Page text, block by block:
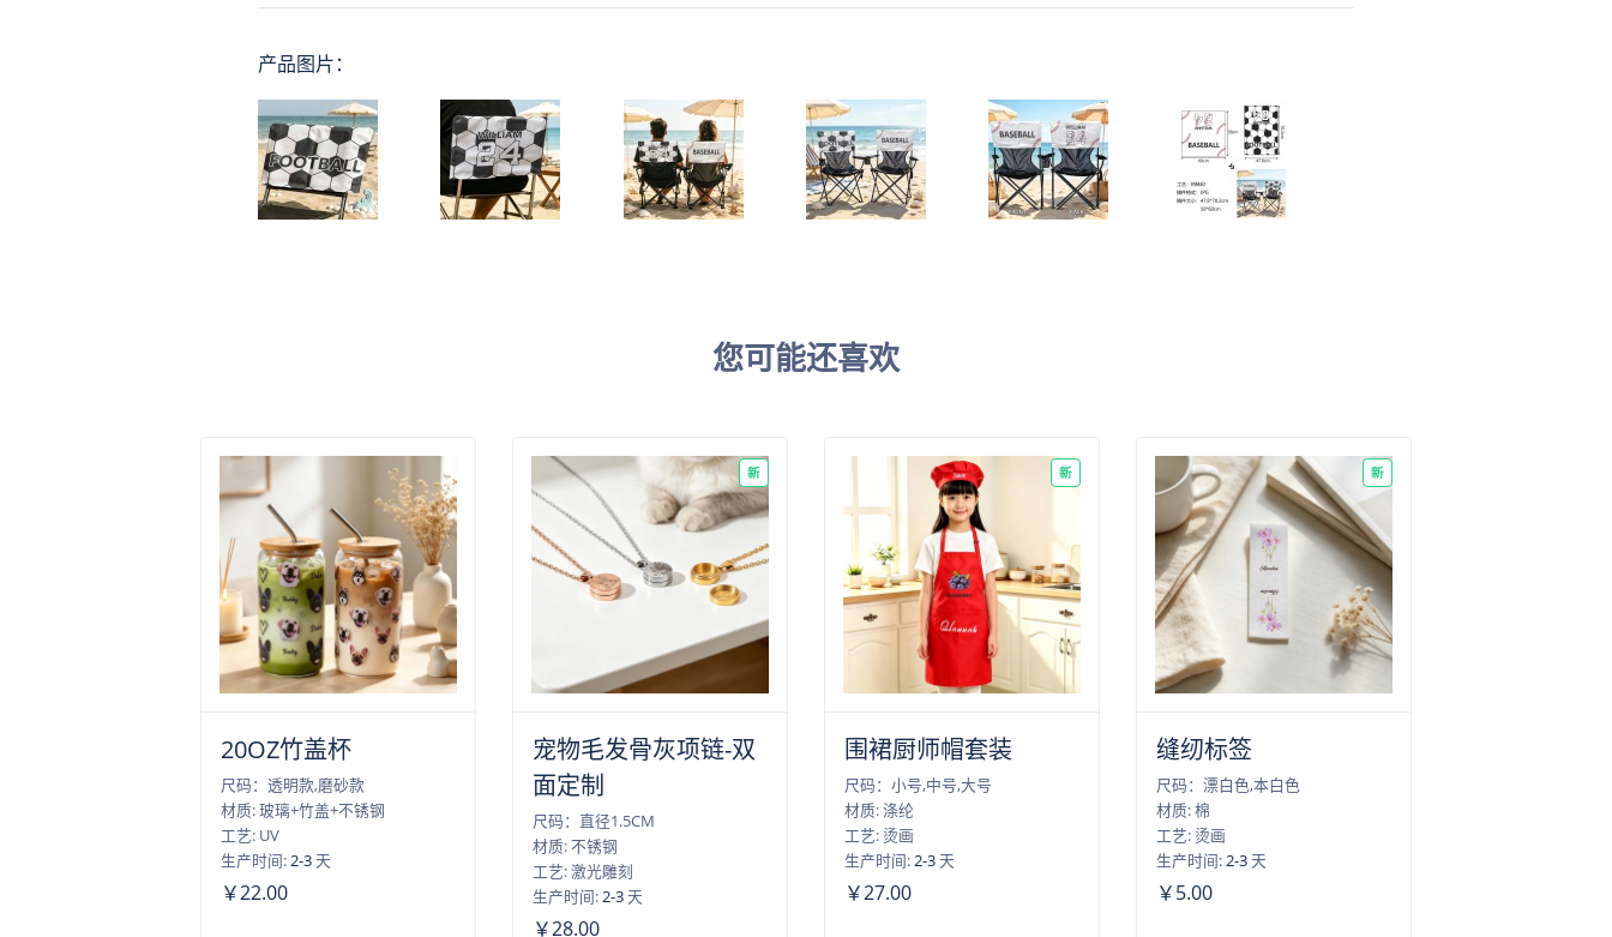
产品图片：
您可能还喜欢
20OZ竹盖杯
尺码：透明款,磨砂款
材质: 玻璃+竹盖+不锈钢
工艺: UV
生产时间:2-3天
￥22.00
新
宠物毛发骨灰项链-双
面定制
尺码：直径1.5CM
材质: 不锈钢
工艺: 激光雕刻
生产时间:2-3天
￥28.00
新
围裙厨师帽套装
尺码：小号,中号,大号
材质: 涤纶
工艺: 烫画
生产时间:2-3天
￥27.00
新
缝纫标签
尺码：漂白色,本白色
材质: 棉
工艺: 烫画
生产时间:2-3天
￥5.00